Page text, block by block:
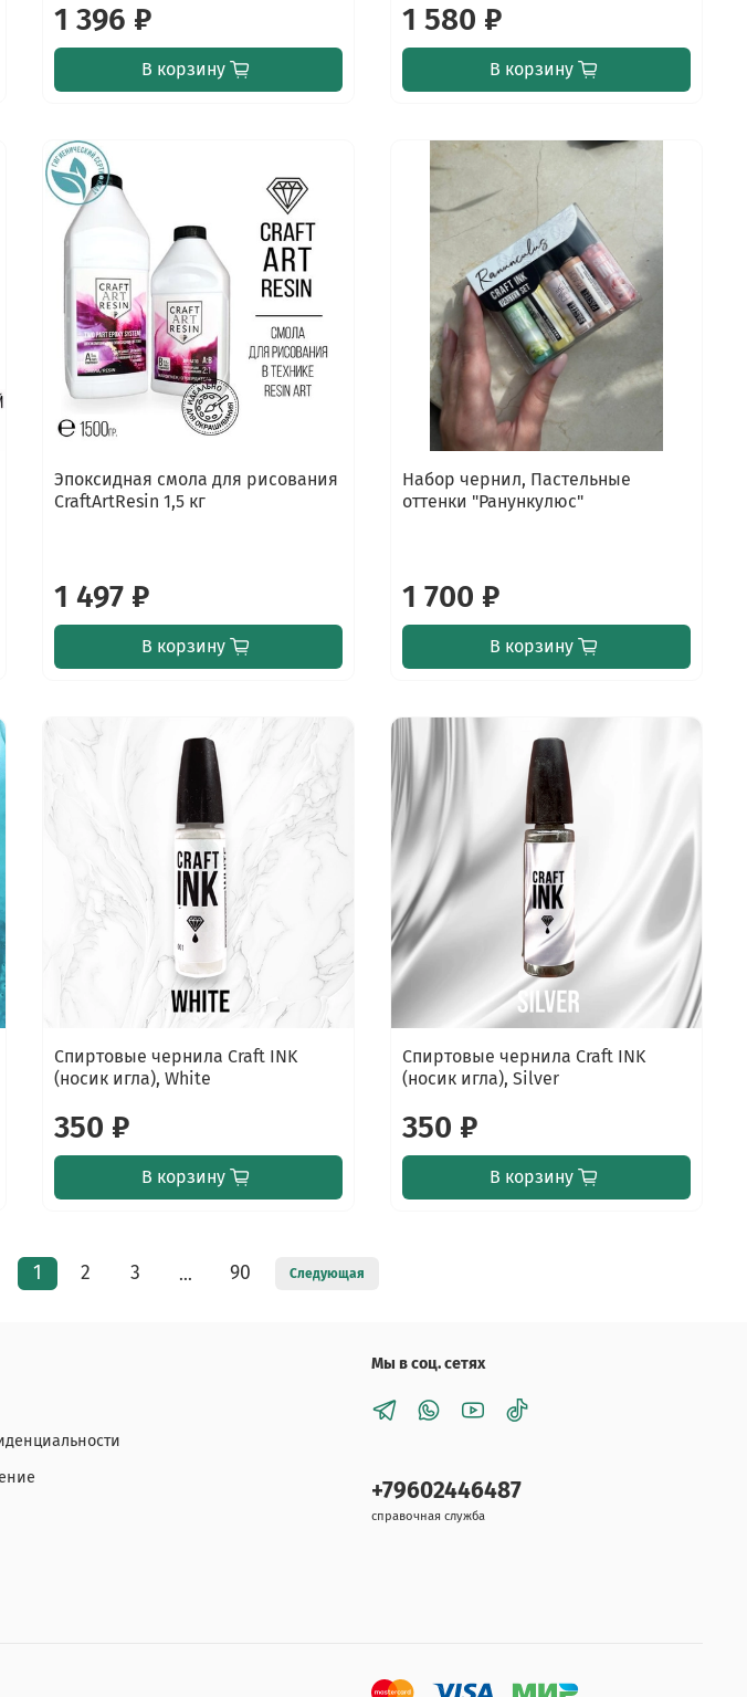
1 396 ₽
В корзину
1 580 ₽
В корзину
Эпоксидная смола для рисования
CraftArtResin 1,5 кг
1 497 ₽
В корзину
Набор чернил, Пастельные
оттенки "Ранункулюс"
1 700 ₽
В корзину
Спиртовые чернила Craft INK
(носик игла), White
350 ₽
В корзину
Спиртовые чернила Craft INK
(носик игла), Silver
350 ₽
В корзину
1 2 3 … 90 Следующая
Мы в соц. сетях
+79602446487
справочная служба